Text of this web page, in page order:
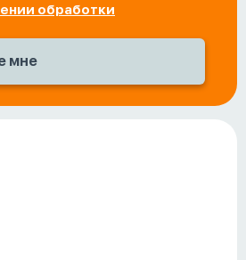
обработки